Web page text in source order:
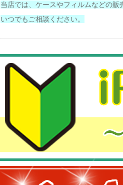
当店では、ケースやフィルムなどの販
いつでもご相談ください。